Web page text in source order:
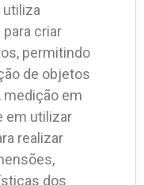
utiliza
criar
permitindo
de objetos
medição em
em utilizar
realizar
dos